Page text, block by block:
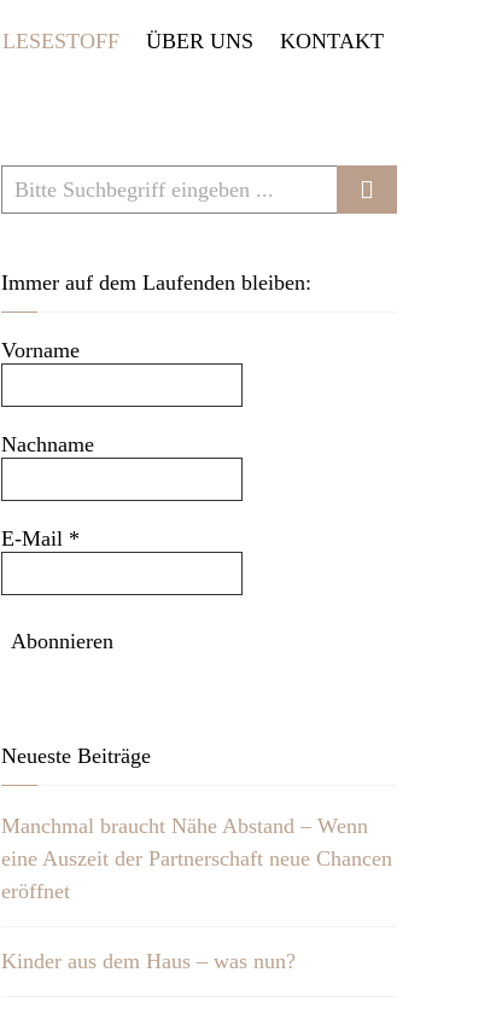
LESESTOFF ÜBER UNS KONTAKT
Immer auf dem Laufenden bleiben:
Vorname
Nachname
E-Mail *
Neueste Beiträge
Manchmal braucht Nähe Abstand – Wenn
eine Auszeit der Partnerschaft neue Chancen
eröffnet
Kinder aus dem Haus – was nun?